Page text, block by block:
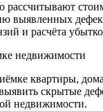
рассчитывают
выявленных
и расчёта
недвижимости
квартиры,
скрытые
недвижимости.